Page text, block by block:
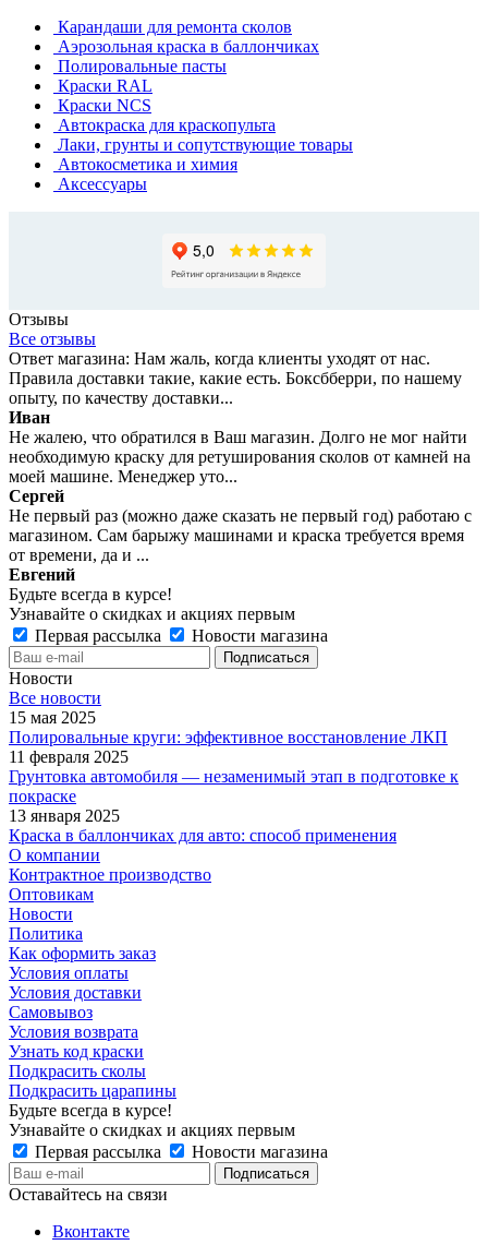
Карандаши для ремонта сколов
Аэрозольная краска в баллончиках
Полировальные пасты
Краски RAL
Краски NCS
Автокраска для краскопульта
Лаки, грунты и сопутствующие товары
Автокосметика и химия
Аксессуары
Отзывы
Все отзывы
Ответ магазина: Нам жаль, когда клиенты уходят от нас.
Правила доставки такие, какие есть. Боксбберри, по нашему
опыту, по качеству доставки...
Иван
Не жалею, что обратился в Ваш магазин. Долго не мог найти
необходимую краску для ретуширования сколов от камней на
моей машине. Менеджер уто...
Сергей
Не первый раз (можно даже сказать не первый год) работаю с
магазином. Сам барыжу машинами и краска требуется время
от времени, да и ...
Евгений
Будьте всегда в курсе!
Узнавайте о скидках и акциях первым
Первая рассылка
Новости магазина
Новости
Все новости
15 мая 2025
Полировальные круги: эффективное восстановление ЛКП
11 февраля 2025
Грунтовка автомобиля — незаменимый этап в подготовке к
покраске
13 января 2025
Краска в баллончиках для авто: способ применения
О компании
Контрактное производство
Оптовикам
Новости
Политика
Как оформить заказ
Условия оплаты
Условия доставки
Самовывоз
Условия возврата
Узнать код краски
Подкрасить сколы
Подкрасить царапины
Будьте всегда в курсе!
Узнавайте о скидках и акциях первым
Первая рассылка
Новости магазина
Оставайтесь на связи
Вконтакте